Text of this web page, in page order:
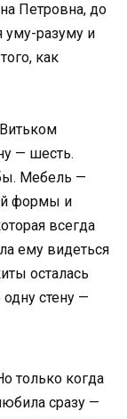
Петровна, до
уму-разуму и
как
— шесть.
Мебель —
формы и
всегда
ему видеться
осталась
стену —
только когда
сразу —